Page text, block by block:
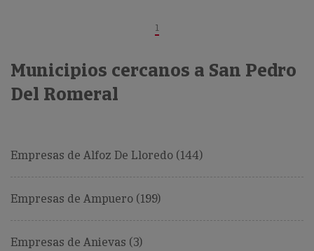
1
Municipios cercanos a San Pedro
Del Romeral
Empresas de Alfoz De Lloredo (144)
Empresas de Ampuero (199)
Empresas de Anievas (3)